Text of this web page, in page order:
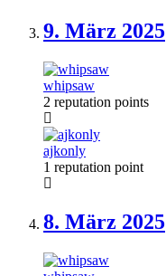
9. März 2025
whipsaw
2 reputation points
ajkonly
1 reputation point
8. März 2025